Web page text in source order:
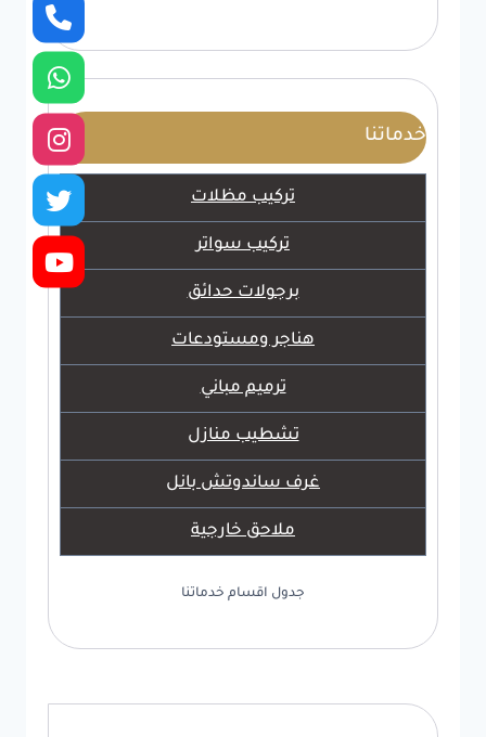
خدماتنا
تركيب مظلات
تركيب سواتر
برجولات حدائق
هناجر ومستودعات
ترميم مباني
تشطيب منازل
غرف ساندوتش بانل
ملاحق خارجية
جدول اقسام خدماتنا